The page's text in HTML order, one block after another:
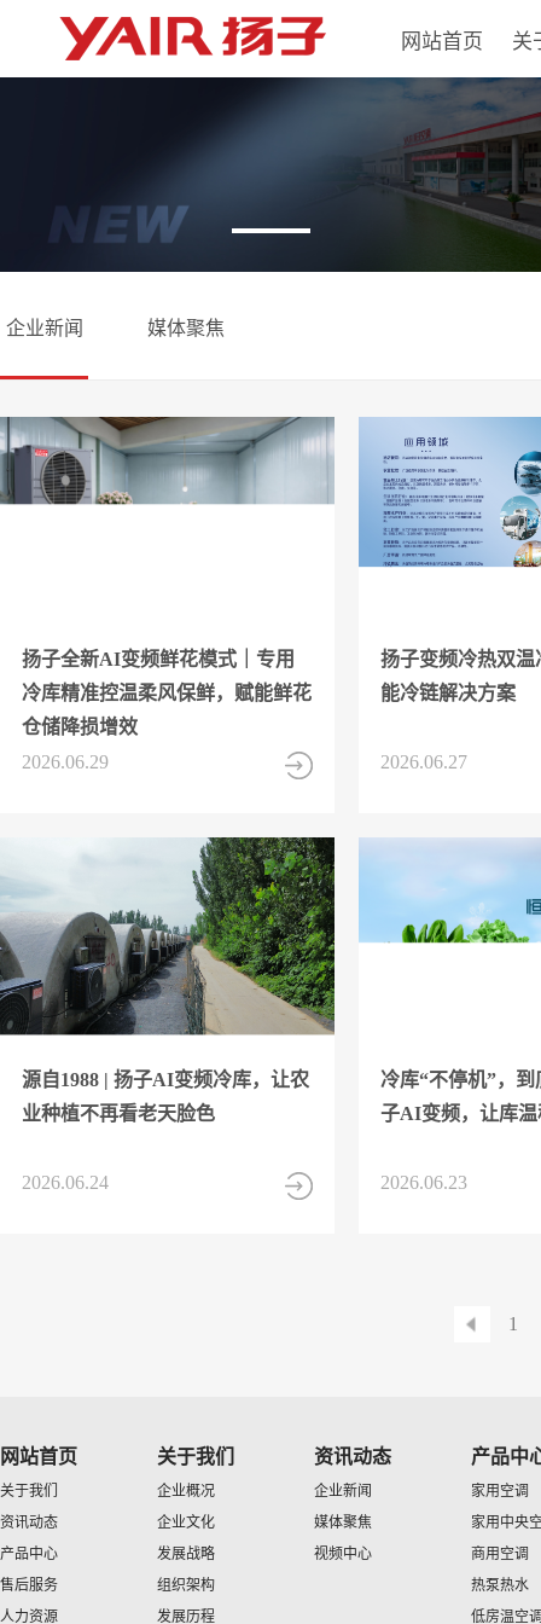
网站首页 关
企业新闻 媒体聚焦
扬子全新AI变频鲜花模式｜专用
冷库精准控温柔风保鲜，赋能鲜花
仓储降损增效
2026.06.29
扬子变频冷热双
能冷链解决方案
2026.06.27
源自1988 | 扬子AI变频冷库，让农
业种植不再看老天脸色
2026.06.24
冷库“不停机”，
子AI变频，让库
2026.06.23
1
网站首页
关于我们
资讯动态
产品中心
售后服务
人力资源
关于我们
企业概况
企业文化
发展战略
组织架构
发展历程
资讯动态
企业新闻
媒体聚焦
视频中心
产品中
家用空调
家用中央
商用空调
热泵热水
低房温空